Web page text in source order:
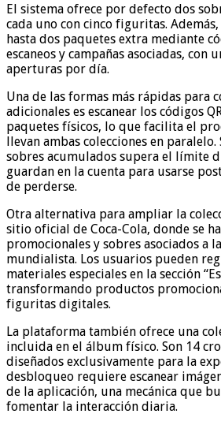
El sistema ofrece por defecto dos
cada uno con cinco figuritas.
hasta dos paquetes extra mediante
escaneos y campañas asociadas, con
aperturas por día.
Una de las formas más rápidas para
adicionales es escanear los códigos
paquetes físicos, lo que facilita el
llevan ambas colecciones en
sobres acumulados supera el límite
guardan en la cuenta para usarse
de perderse.
Otra alternativa para ampliar la
sitio oficial de Coca-Cola, donde se
promocionales y sobres asociados a
mundialista. Los usuarios pueden
materiales especiales en la sección
transformando productos
figuritas digitales.
La plataforma también ofrece una
incluida en el álbum físico. Son 14
diseñados exclusivamente para la
desbloqueo requiere escanear
de la aplicación, una mecánica que
fomentar la interacción diaria.